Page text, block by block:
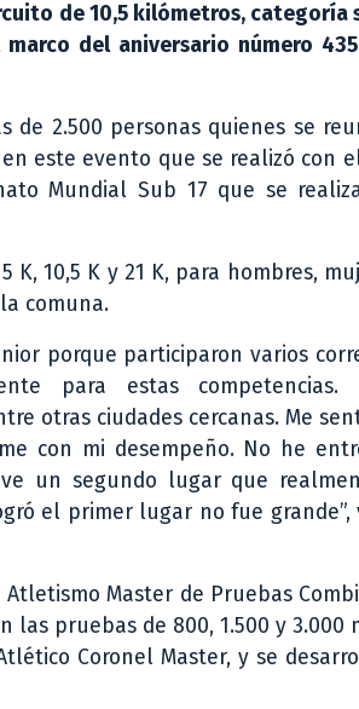
de 10,5 kilómetros, categoría
del aniversario número
2.500 personas quienes se
este evento que se realizó con
Mundial Sub 17 que se
K, 10,5 K y 21 K, para hombres,
comuna.
porque participaron varios
para estas competencias.
otras ciudades cercanas. Me
con mi desempeño. No he
un segundo lugar que
el primer lugar no fue grande”,
Master de Pruebas
las pruebas de 800, 1.500 y 3.000
Coronel Master, y se